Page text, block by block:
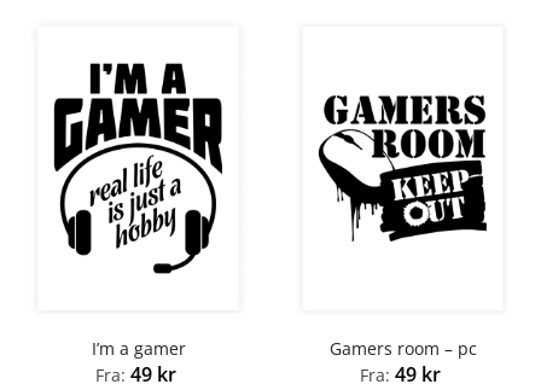
I’m a gamer
Fra: 49 kr
Gamers room – pc
Fra: 49 kr